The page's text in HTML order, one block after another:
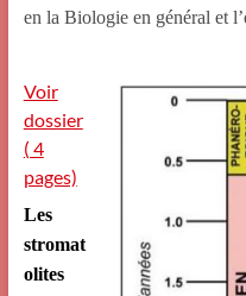
en la Biologie en général et
Voir
dossier
( 4
pages)
Les
stromat
olites